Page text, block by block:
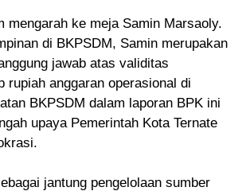
mengarah ke meja Samin Marsaoly.
di BKPSDM, Samin merupakan
jawab atas validitas
rupiah anggaran operasional di
BKPSDM dalam laporan BPK ini
upaya Pemerintah Kota Ternate
jantung pengelolaan sumber